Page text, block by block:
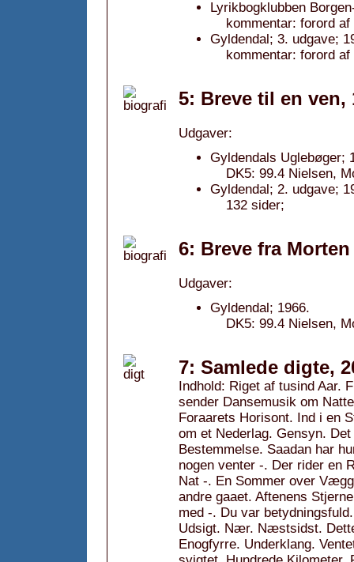
Lyrikbogklubben
kommentar: forord
Gyldendal; 3. udgave;
kommentar: forord
5: Breve til en ven,
Udgaver:
Gyldendals Uglebøger;
DK5: 99.4 Nielsen,
Gyldendal; 2. udgave;
132 sider;
6: Breve fra
Udgaver:
Gyldendal; 1966.
DK5: 99.4 Nielsen,
7: Samlede digte,
Indhold: Riget af tusind Aar.
sender Dansemusik om
Foraarets Horisont. Ind i en
om et Nederlag. Gensyn.
Bestemmelse. Saadan har
nogen venter -. Der rider en
Nat -. En Sommer over
andre gaaet. Aftenens
med -. Du var
Udsigt. Nær. Næstsidst.
Enogfyrre. Underklang.